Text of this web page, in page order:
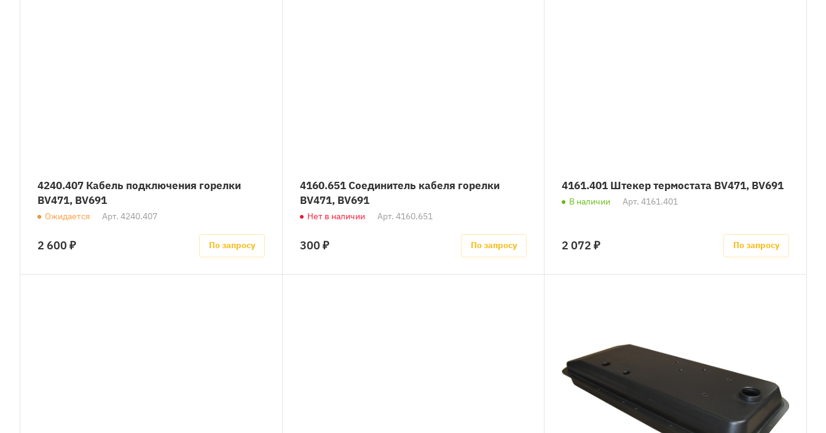
4240.407 Кабель подключения горелки
BV471, BV691
Ожидается Арт. 4240.407
2 600 ₽ По запросу
4160.651 Соединитель кабеля горелки
BV471, BV691
Нет в наличии Арт. 4160.651
300 ₽ По запросу
4161.401 Штекер термостата BV471, BV691
В наличии Арт.4161.401
2 072 ₽ По запросу